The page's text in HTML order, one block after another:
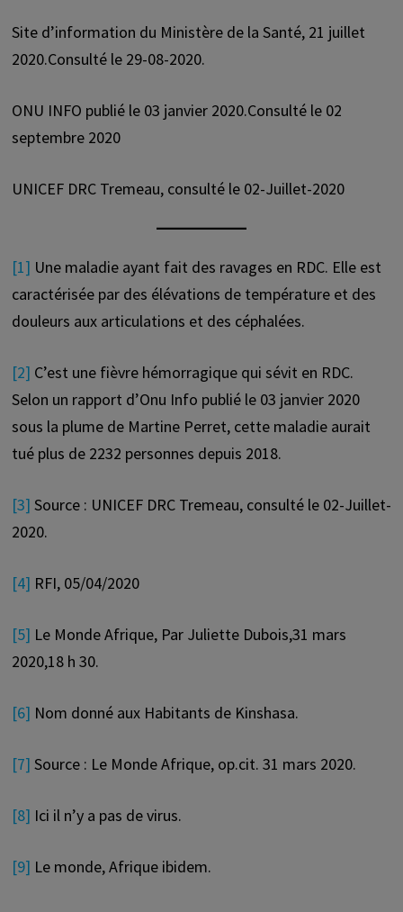
Site d’information du Ministère de la Santé, 21 juillet
2020.Consulté le 29-08-2020.
ONU INFO publié le 03 janvier 2020.Consulté le 02
septembre 2020
UNICEF DRC Tremeau, consulté le 02-Juillet-2020
[1] Une maladie ayant fait des ravages en RDC. Elle est
caractérisée par des élévations de température et des
douleurs aux articulations et des céphalées.
[2] C’est une fièvre hémorragique qui sévit en RDC.
Selon un rapport d’Onu Info publié le 03 janvier 2020
sous la plume de Martine Perret, cette maladie aurait
tué plus de 2232 personnes depuis 2018.
[3] Source : UNICEF DRC Tremeau, consulté le 02-Juillet-
2020.
[4] RFI, 05/04/2020
[5] Le Monde Afrique, Par Juliette Dubois,31 mars
2020,18 h 30.
[6] Nom donné aux Habitants de Kinshasa.
[7] Source : Le Monde Afrique, op.cit. 31 mars 2020.
[8] Ici il n’y a pas de virus.
[9] Le monde, Afrique ibidem.